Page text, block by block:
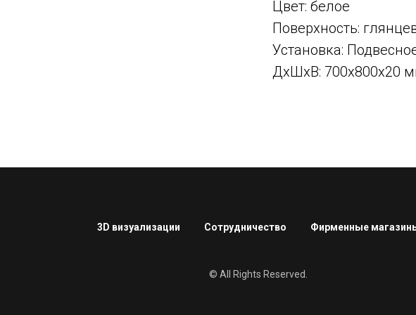
Цвет: белое
Поверхность:
Установка:
ДxШxВ: 700x800x20
3D визуализации Сотрудничество Фирменные
© All Rights Reserved.